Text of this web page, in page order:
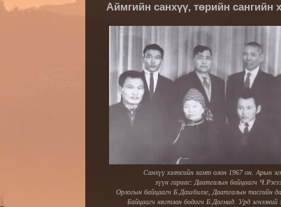
Аймгийн санхүү, төрийн сангийн
Санхүү хэлтсийн хамт олон 1967 он. Арын
зүүн гараас: Даатгалын байцаагч
Орлогын байцаагч Б.Дашбилэг, Даатгалын тасгийн
Байцаагч нягтлан бодогч Б.Догмид. Урд эгнээний